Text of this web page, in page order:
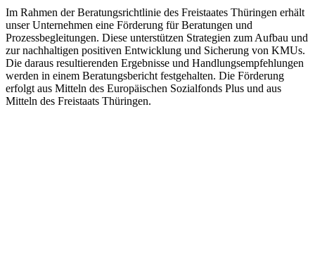
Im Rahmen der Beratungsrichtlinie des Freistaates Thüringen erhält
unser Unternehmen eine Förderung für Beratungen und
Prozessbegleitungen. Diese unterstützen Strategien zum Aufbau und
zur nachhaltigen positiven Entwicklung und Sicherung von KMUs.
Die daraus resultierenden Ergebnisse und Handlungsempfehlungen
werden in einem Beratungsbericht festgehalten. Die Förderung
erfolgt aus Mitteln des Europäischen Sozialfonds Plus und aus
Mitteln des Freistaats Thüringen.